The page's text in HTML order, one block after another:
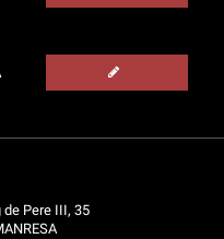
de Pere III, 35